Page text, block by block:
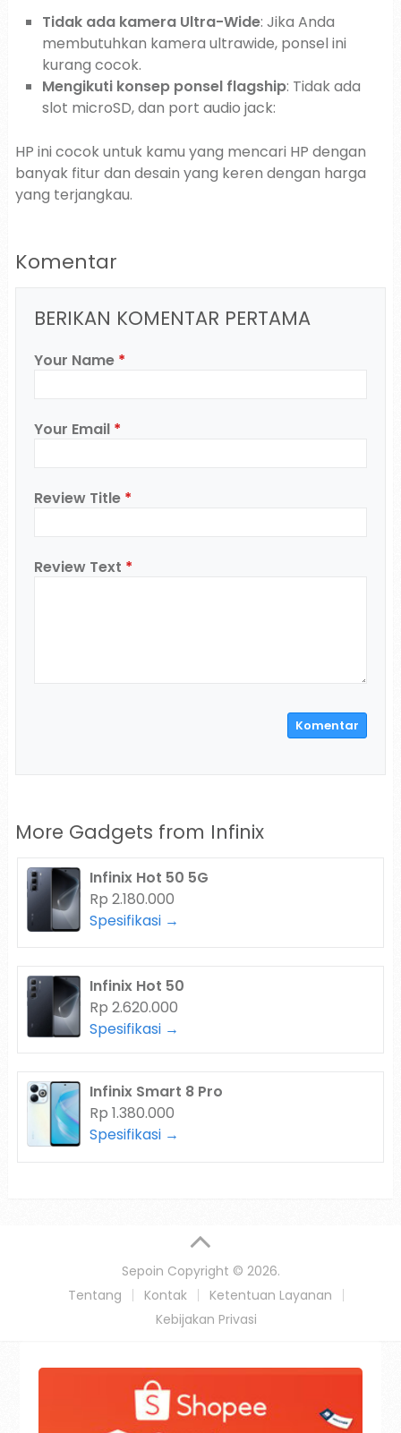
Tidak ada kamera Ultra-Wide: Jika Anda
membutuhkan kamera ultrawide, ponsel ini
kurang cocok.
Mengikuti konsep ponsel flagship: Tidak ada
slot microSD, dan port audio jack:
HP ini cocok untuk kamu yang mencari HP dengan
banyak fitur dan desain yang keren dengan harga
yang terjangkau.
Komentar
BERIKAN KOMENTAR PERTAMA
Your Name *
Your Email *
Review Title *
Review Text *
More Gadgets from Infinix
Infinix Hot 50 5G
Rp 2.180.000
Spesifikasi →
Infinix Hot 50
Rp 2.620.000
Spesifikasi →
Infinix Smart 8 Pro
Rp 1.380.000
Spesifikasi →
Sepoin Copyright © 2026.
Tentang
Kontak
Ketentuan Layanan
Kebijakan Privasi